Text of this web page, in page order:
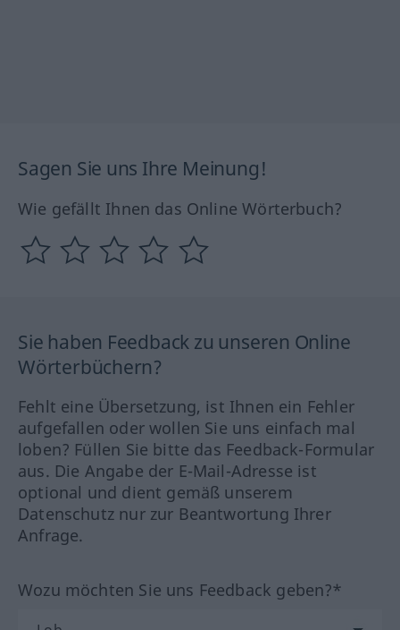
Sagen Sie uns Ihre Meinung!
Wie gefällt Ihnen das Online Wörterbuch?
Sie haben Feedback zu unseren Online
Wörterbüchern?
Fehlt eine Übersetzung, ist Ihnen ein Fehler
aufgefallen oder wollen Sie uns einfach mal
loben? Füllen Sie bitte das Feedback-Formular
aus. Die Angabe der E-Mail-Adresse ist
optional und dient gemäß unserem
Datenschutz nur zur Beantwortung Ihrer
Anfrage.
Wozu möchten Sie uns Feedback geben?*